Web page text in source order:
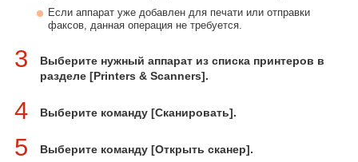
Если аппарат уже добавлен для печати или отправки
факсов, данная операция не требуется.
3
Выберите нужный аппарат из списка принтеров в
разделе [Printers & Scanners].
4 Выберите команду [Сканировать].
5 Выберите команду [Открыть сканер].